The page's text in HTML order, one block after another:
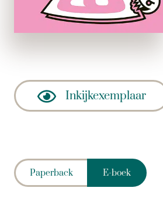
Inkijkexemplaar
Paperback E-boek